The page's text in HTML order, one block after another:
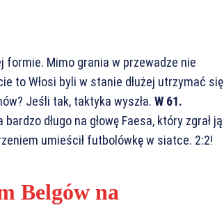
formie. Mimo grania w przewadze nie
to Włosi byli w stanie dłużej utrzymać się
Jeśli tak, taktyka wyszła. W 61.
długo na głowę Faesa, który zgrał ją
umieścił futbolówkę w siatce. 2:2!
Belgów na